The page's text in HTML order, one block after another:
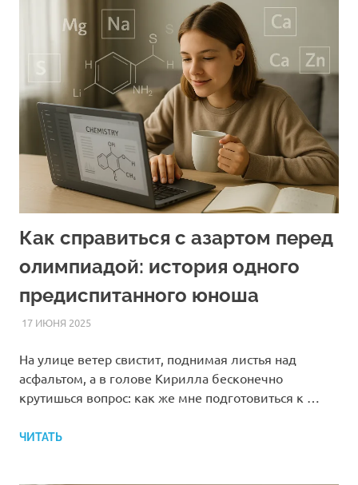
Как справиться с азартом перед
олимпиадой: история одного
предиспитанного юноша
17 ИЮНЯ 2025FOREIGNSCHOOL
СТАТЬИ
На улице ветер свистит, поднимая листья над
асфальтом, а в голове Кирилла бесконечно
крутишься вопрос: как же мне подготовиться к …
ЧИТАТЬ